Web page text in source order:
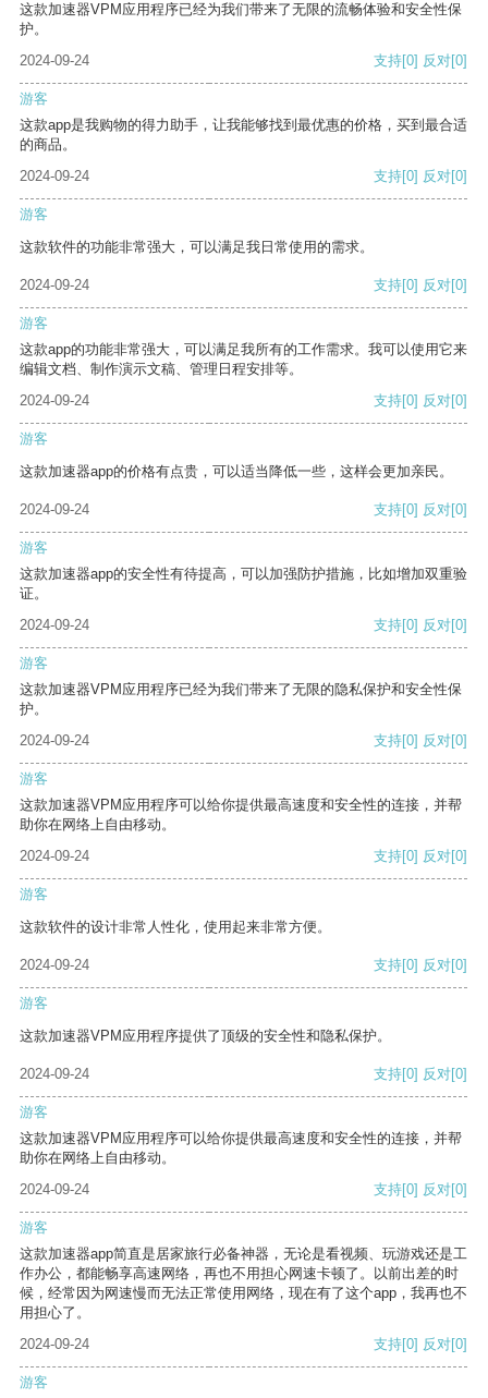
这款加速器VPM应用程序已经为我们带来了无限的流畅体验和安全性保
护。
2024-09-24
支持[0] 反对[0]
游客
这款app是我购物的得力助手，让我能够找到最优惠的价格，买到最合适
的商品。
2024-09-24
支持[0] 反对[0]
游客
这款软件的功能非常强大，可以满足我日常使用的需求。
2024-09-24 支持[0] 反对[0]
游客
这款app的功能非常强大，可以满足我所有的工作需求。我可以使用它来
编辑文档、制作演示文稿、管理日程安排等。
2024-09-24
支持[0] 反对[0]
游客
这款加速器app的价格有点贵，可以适当降低一些，这样会更加亲民。
2024-09-24 支持[0] 反对[0]
游客
这款加速器app的安全性有待提高，可以加强防护措施，比如增加双重验
证。
2024-09-24
支持[0] 反对[0]
游客
这款加速器VPM应用程序已经为我们带来了无限的隐私保护和安全性保
护。
2024-09-24
支持[0] 反对[0]
游客
这款加速器VPM应用程序可以给你提供最高速度和安全性的连接，并帮
助你在网络上自由移动。
2024-09-24
支持[0] 反对[0]
游客
这款软件的设计非常人性化，使用起来非常方便。
2024-09-24 支持[0] 反对[0]
游客
这款加速器VPM应用程序提供了顶级的安全性和隐私保护。
2024-09-24 支持[0] 反对[0]
游客
这款加速器VPM应用程序可以给你提供最高速度和安全性的连接，并帮
助你在网络上自由移动。
2024-09-24
支持[0] 反对[0]
游客
这款加速器app简直是居家旅行必备神器，无论是看视频、玩游戏还是工
作办公，都能畅享高速网络，再也不用担心网速卡顿了。以前出差的时
候，经常因为网速慢而无法正常使用网络，现在有了这个app，我再也不
用担心了。
2024-09-24
支持[0] 反对[0]
游客